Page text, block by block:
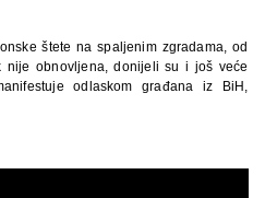
štete na spaljenim zgradama, od
nije obnovljena, donijeli su i još veće
odlaskom građana iz BiH,